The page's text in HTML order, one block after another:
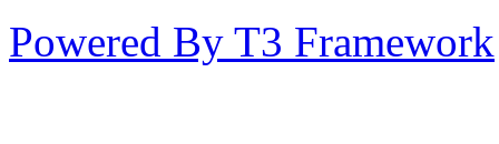
Powered By T3 Framework